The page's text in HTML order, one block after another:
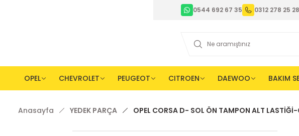
0544 692 67 35 0312 278 25 28
OPEL CHEVROLET PEUGEOT CITROEN DAEWOO BAKIM
Anasayfa YEDEK PARÇA OPEL CORSA D- SOL ÖN TAMPON ALT